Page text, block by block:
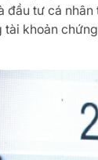
đầu tư cá
khoản